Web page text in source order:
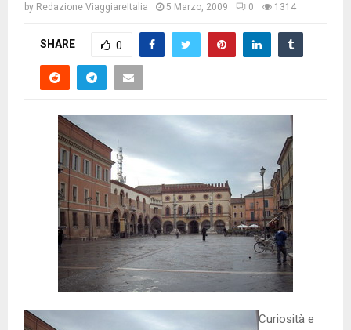
by Redazione ViaggiareItalia 5 Marzo, 2009 0 1314
SHARE 0
Curiosità e